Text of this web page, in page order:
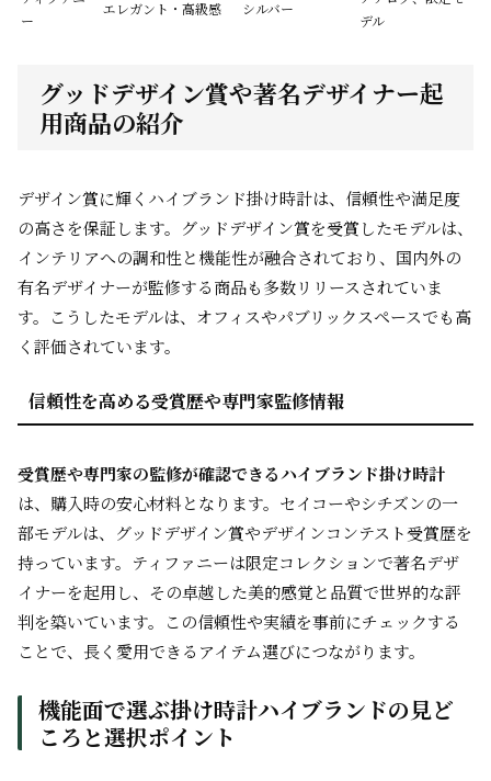
ー
エレガント・高級感 シルバー
デル
グッドデザイン賞や著名デザイナー起
用商品の紹介
デザイン賞に輝くハイブランド掛け時計は、信頼性や満足度
の高さを保証します。グッドデザイン賞を受賞したモデルは、
インテリアへの調和性と機能性が融合されており、国内外の
有名デザイナーが監修する商品も多数リリースされていま
す。こうしたモデルは、オフィスやパブリックスペースでも高
く評価されています。
信頼性を高める受賞歴や専門家監修情報
受賞歴や専門家の監修が確認できるハイブランド掛け時計
は、購入時の安心材料となります。セイコーやシチズンの一
部モデルは、グッドデザイン賞やデザインコンテスト受賞歴を
持っています。ティファニーは限定コレクションで著名デザ
イナーを起用し、その卓越した美的感覚と品質で世界的な評
判を築いています。この信頼性や実績を事前にチェックする
ことで、長く愛用できるアイテム選びにつながります。
機能面で選ぶ掛け時計ハイブランドの見ど
ころと選択ポイント